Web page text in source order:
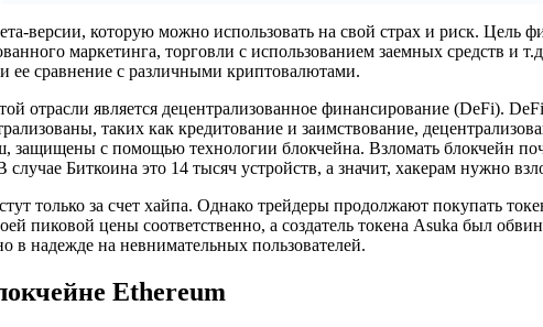
версии, которую можно использовать на свой страх и риск. Цель
маркетинга, торговли с использованием заемных средств и
сравнение с различными криптовалютами.
отрасли является децентрализованное финансирование (DeFi).
таких как кредитование и заимствование,
с помощью технологии блокчейна. Взломать блокчейн
Биткоина это 14 тысяч устройств, а значит, хакерам нужно
только за счет хайпа. Однако трейдеры продолжают покупать
пиковой цены соответственно, а создатель токена Asuka был
в надежде на невнимательных пользователей.
Ethereum